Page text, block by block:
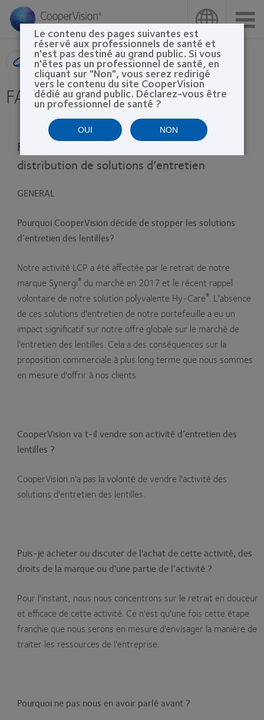
contenu
Recherche de produit
FAQ Solutions
FAQ - Cessation de fabrication et de
distribution de solutions d’entretien
GENERAL
Pourquoi CooperVision décide de stopper les solutions
d’entretien des lentilles?
Notre activité LCP a été affectée par le retrait de notre
marque Synergi®du marché en 2017 et le récent rappel
volontaire de notre solution polyvalente Hy-Care®. L'absence
de ces solutions d'entretien de notre portefeuille a eu un
impact significatif sur notre offre globale sur le marché de
l'entretien des lentilles. Cela a des conséquences sur la
proposition commerciale à plus long terme que nous sommes
en mesure d'offrir à nos clients
CooperVision va t-il vendre son activité d’entretien des
lentilles ?
CooperVision n'a pas la volonté de vendre l'activité des
solutions d'entretien des lentilles.
Puis-je acheter ou discuter de l'achat de cette activité, des
droits de la marque ou d'une partie de l’activité ?
Pour l'instant, nous nous concentrons sur le retrait en douceur
et efficace de cette activité. Ce n'est qu'une fois cette étape
franchie que nous serons en mesure d'envisager la manière de
traiter les ressources de l'entreprise.
Pourquoi ne pas nous en avoir parlé avant ?
Le contenu des pages suivantes est
réservé aux professionnels de santé et
n'est pas destiné au grand public. Si vous
n'êtes pas un professionnel de santé, en
cliquant sur "Non", vous serez redirigé
vers le contenu du site CooperVision
dédié au grand public. Déclarez-vous être
un professionnel de santé ?
OUI NON